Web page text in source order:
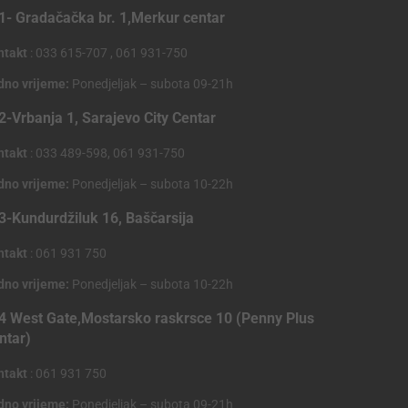
Gradačačka br. 1,Merkur centar
: 033 615-707 , 061 931-750
vrijeme: Ponedjeljak – subota 09-21h
Vrbanja 1, Sarajevo City Centar
: 033 489-598, 061 931-750
vrijeme: Ponedjeljak – subota 10-22h
Kundurdžiluk 16, Baščarsija
: 061 931 750
vrijeme: Ponedjeljak – subota 10-22h
West Gate,Mostarsko raskrsce 10 (Penny Plus
: 061 931 750
vrijeme: Ponedjeljak – subota 09-21h